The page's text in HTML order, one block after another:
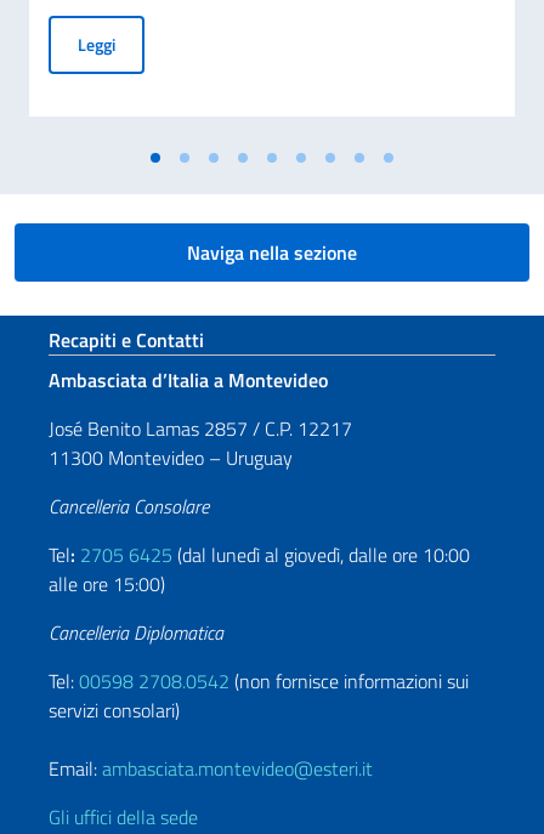
LeggiGRADUATORIA FINALE DELLE BORSE DI STUDIO
Naviga nella sezione
Sezione footer
Recapiti e Contatti
Ambasciata d’Italia a Montevideo
José Benito Lamas 2857 / C.P. 12217
11300 Montevideo – Uruguay
Cancelleria Consolare
Tel: 2705 6425 (dal lunedì al giovedì, dalle ore 10:00
alle ore 15:00)
Cancelleria Diplomatica
Tel:00598 2708.0542 (non fornisce informazioni sui
servizi consolari)
Email:ambasciata.montevideo@esteri.it
Gli uffici della sede